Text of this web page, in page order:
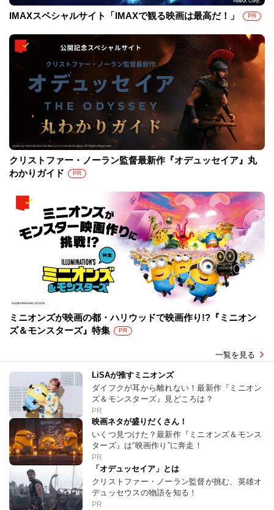
IMAXスペシャルサイト「IMAXで観る映画は最高だ！」 PR
クリストファー・ノーラン監督最新作『オデュッセイア』丸
わかりガイド
PR
ミニオンズが映画の都・ハリウッドで映画作り!?『ミニオン
ズ＆モンスターズ』特集
PR
一覧を見る
LiSAが推すミニオンズ
ダイフクが耳から離れない！最新作『ミニオン
ズ＆モンスターズ』見どころは？
PR
映画ネタが盛りだくさん！
いくつ見つけた？最新作『ミニオンズ＆モンス
ターズ』は“映画作り”に奔走！
PR
「オデュッセイア」とは
クリストファー・ノーラン監督が挑む、英雄オ
デュッセウスの物語を知る！
PR